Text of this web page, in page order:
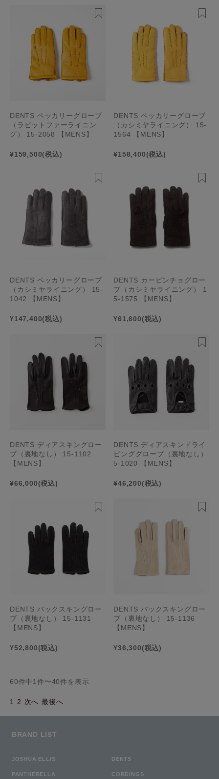
DENTS ペッカリーグローブ
（ラビットファーライニン
グ） 15-2058 【MENS】
¥159,500(税込)
DENTS ペッカリーグローブ
（カシミヤライニング） 15-
1564 【MENS】
¥158,400(税込)
DENTS ペッカリーグローブ
（カシミヤライニング） 15-
1042 【MENS】
¥147,400(税込)
DENTS カーピンチョグロー
ブ（カシミヤライニング） 1
5-1575 【MENS】
¥61,600(税込)
DENTS ディアスキングロー
ブ（裏地なし） 15-1102
【MENS】
¥66,000(税込)
DENTS ディアスキンドライ
ビンググローブ（裏地なし）
5-1020 【MENS】
¥46,200(税込)
DENTS バックスキングロー
ブ（裏地なし） 15-1131
【MENS】
¥52,800(税込)
DENTS バックスキングロー
ブ（裏地なし） 15-1136
【MENS】
¥36,300(税込)
60件中1件〜40件を表示
1 2 次へ 最後へ
BRAND LIST
JOSHUA ELLIS DENTS
PANTHERELLA CORDINGS